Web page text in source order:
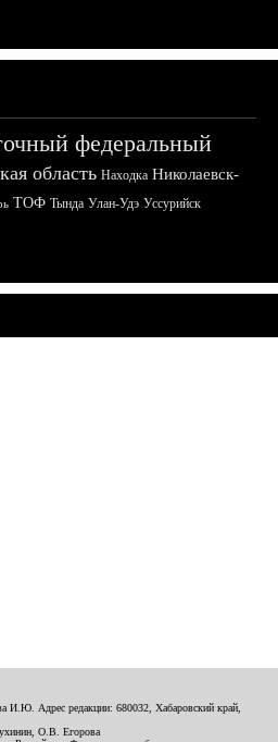
федеральный
область Находка Николаевск-
ТОФ Тында Улан-Удэ Уссурийск
И.Ю. Адрес редакции: 680032, Хабаровский край,
О.В. Егорова